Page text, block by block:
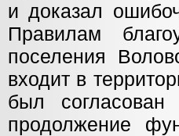
и доказал
Правилам
поселения
входит в
был согласован
продолжение